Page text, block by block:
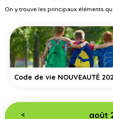
On y trouve les principaux éléments
Code de vie NOUVEAUTÉ
< août